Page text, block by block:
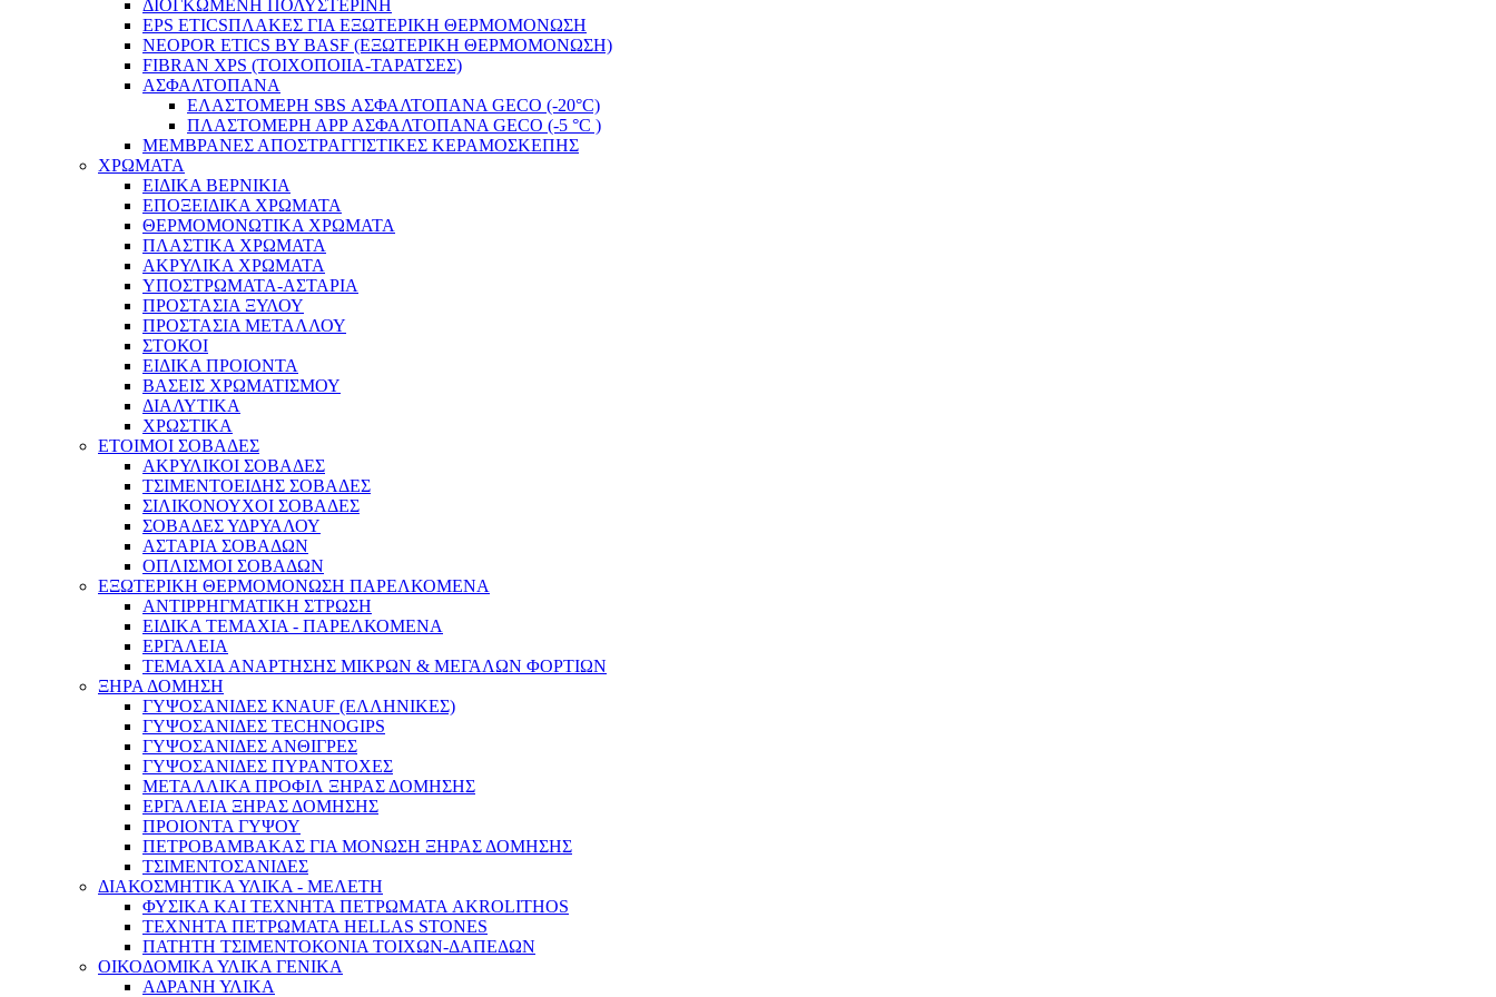
ΔΙΟΓΚΩΜΕΝΗ ΠΟΛΥΣΤΕΡΙΝΗ
EPS ETICSΠΛΑΚΕΣ ΓΙΑ ΕΞΩΤΕΡΙΚΗ ΘΕΡΜΟΜΟΝΩΣΗ
NEOPOR ETICS BY BASF (ΕΞΩΤΕΡΙΚΗ ΘΕΡΜΟΜΟΝΩΣΗ)
FIBRAN XPS (ΤΟΙΧΟΠΟΙΙΑ-ΤΑΡΑΤΣΕΣ)
ΑΣΦΑΛΤΟΠΑΝΑ
ΕΛΑΣΤΟΜΕΡΗ SBS ΑΣΦΑΛΤΟΠΑΝΑ GECO (-20°C)
ΠΛΑΣΤΟΜΕΡΗ ΑPP ΑΣΦΑΛΤΟΠΑΝΑ GECO (-5 °C )
ΜΕΜΒΡΑΝΕΣ ΑΠΟΣΤΡΑΓΓΙΣΤΙΚΕΣ ΚΕΡΑΜΟΣΚΕΠΗΣ
ΧΡΩΜΑΤΑ
EIΔΙΚA ΒΕΡΝΙΚΙΑ
ΕΠΟΞΕΙΔΙΚΑ ΧΡΩΜΑΤΑ
ΘΕΡΜΟΜΟΝΩΤΙΚΑ ΧΡΩΜΑΤΑ
ΠΛΑΣΤΙΚΑ ΧΡΩΜΑΤΑ
ΑΚΡΥΛΙΚΑ ΧΡΩΜΑΤΑ
ΥΠΟΣΤΡΩΜΑΤΑ-ΑΣΤΑΡΙΑ
ΠΡΟΣΤΑΣΙΑ ΞΥΛΟΥ
ΠΡΟΣΤΑΣΙΑ ΜΕΤΑΛΛΟΥ
ΣΤΟΚΟΙ
ΕΙΔΙΚΑ ΠΡΟΙΟΝΤΑ
ΒΑΣΕΙΣ ΧΡΩΜΑΤΙΣΜΟΥ
ΔΙΑΛΥΤΙΚΑ
ΧΡΩΣΤΙΚΑ
ΕΤΟΙΜΟΙ ΣΟΒΑΔΕΣ
ΑΚΡΥΛΙΚΟΙ ΣΟΒΑΔΕΣ
ΤΣΙΜΕΝΤΟΕΙΔΗΣ ΣΟΒΑΔΕΣ
ΣΙΛΙΚΟΝΟΥΧΟΙ ΣΟΒΑΔΕΣ
ΣΟΒΑΔΕΣ ΥΔΡΥΑΛΟΥ
ΑΣΤΑΡΙΑ ΣΟΒΑΔΩΝ
ΟΠΛΙΣΜΟΙ ΣΟΒΑΔΩΝ
ΕΞΩΤΕΡΙΚΗ ΘΕΡΜΟΜΟΝΩΣΗ ΠΑΡΕΛΚΟΜΕΝΑ
ΑΝΤΙΡΡΗΓΜΑΤΙΚΗ ΣΤΡΩΣΗ
ΕΙΔΙΚΑ ΤΕΜΑΧΙΑ - ΠΑΡΕΛΚΟΜΕΝΑ
ΕΡΓΑΛΕΙΑ
ΤΕΜΑΧΙΑ ΑΝΑΡΤΗΣΗΣ ΜΙΚΡΩΝ & ΜΕΓΑΛΩΝ ΦΟΡΤΙΩΝ
ΞΗΡΑ ΔΟΜΗΣΗ
ΓΥΨΟΣΑΝΙΔΕΣ KNAUF (ΕΛΛΗΝΙΚΕΣ)
ΓΥΨΟΣΑΝΙΔΕΣ TECHNOGIPS
ΓΥΨΟΣΑΝΙΔΕΣ ΑΝΘΙΓΡΕΣ
ΓΥΨΟΣΑΝΙΔΕΣ ΠΥΡΑΝΤΟΧΕΣ
ΜΕΤΑΛΛΙΚΑ ΠΡΟΦΙΛ ΞΗΡΑΣ ΔΟΜΗΣΗΣ
ΕΡΓΑΛΕΙΑ ΞΗΡΑΣ ΔΟΜΗΣΗΣ
ΠΡΟΙΟΝΤΑ ΓΥΨΟΥ
ΠΕΤΡΟΒΑΜΒΑΚΑΣ ΓΙΑ ΜΟΝΩΣΗ ΞΗΡΑΣ ΔΟΜΗΣΗΣ
ΤΣΙΜΕΝΤΟΣΑΝΙΔΕΣ
ΔΙΑΚΟΣΜΗΤΙΚΑ ΥΛΙΚΑ - ΜΕΛΕΤΗ
ΦΥΣΙΚΑ ΚΑΙ ΤΕΧΝΗΤΑ ΠΕΤΡΩΜΑΤΑ AKROLITHOS
ΤΕΧΝΗΤΑ ΠΕΤΡΩΜΑΤΑ HELLAS STONES
ΠΑΤΗΤΗ ΤΣΙΜΕΝΤΟΚΟΝΙΑ ΤΟΙΧΩΝ-ΔΑΠΕΔΩΝ
ΟΙΚΟΔΟΜΙΚΑ ΥΛΙΚΑ ΓΕΝΙΚΑ
ΑΔΡΑΝΗ ΥΛΙΚΑ